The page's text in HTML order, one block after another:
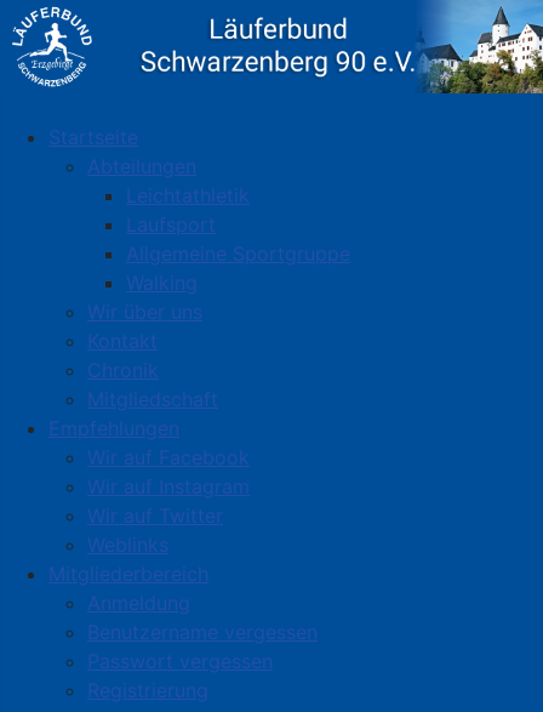
Startseite
Abteilungen
Leichtathletik
Laufsport
Allgemeine Sportgruppe
Walking
Wir über uns
Kontakt
Chronik
Mitgliedschaft
Empfehlungen
Wir auf Facebook
Wir auf Instagram
Wir auf Twitter
Weblinks
Mitgliederbereich
Anmeldung
Benutzername vergessen
Passwort vergessen
Registrierung